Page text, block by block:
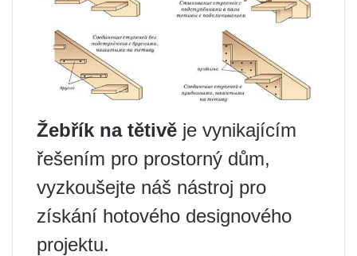
Žebřík na tětivě je vynikajícím
řešením pro prostorný dům,
vyzkoušejte náš nástroj pro
získání hotového designového
projektu.